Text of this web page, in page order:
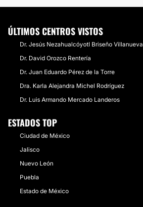
ÚLTIMOS CENTROS VISTOS
Dr. Jesús Nezahualcóyotl Briseño Villanueva
Dr. David Orozco Rentería
Dr. Juan Eduardo Pérez de la Torre
Dra. Karla Alejandra Michel Rodríguez
Dr. Luis Armando Mercado Landeros
ESTADOS TOP
Ciudad de México
Jalisco
Nuevo León
Puebla
Estado de México